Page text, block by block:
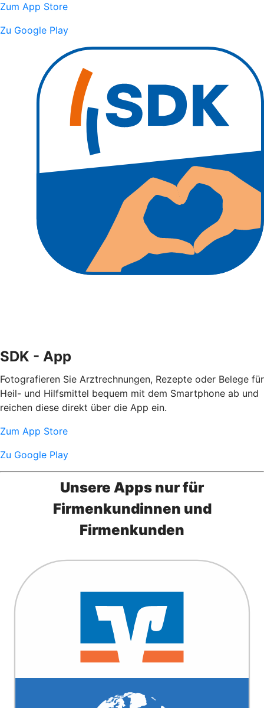
Zum App Store
Zu Google Play
SDK - App
Fotografieren Sie Arztrechnungen, Rezepte oder Belege für
Heil- und Hilfsmittel bequem mit dem Smartphone ab und
reichen diese direkt über die App ein.
Zum App Store
Zu Google Play
Unsere Apps nur für
Firmenkundinnen und
Firmenkunden